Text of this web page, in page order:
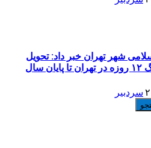
شهر تهران خبر داد: تحویل
سردبیر